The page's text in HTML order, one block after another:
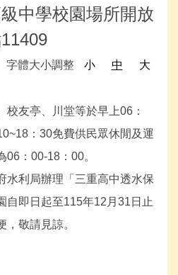
中學校園場所開放
字體大小調整 小 中
大
校友亭、川堂等於早上06：
：30免費供民眾休閒及運
：00-18：00。
利局辦理「三重高中透水保
自即日起至115年12月31日止
敬請見諒。